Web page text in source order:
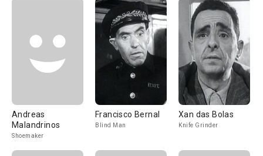
Andreas
Malandrinos
Shoemaker
Francisco Bernal
Blind Man
Xan das Bolas
Knife Grinder